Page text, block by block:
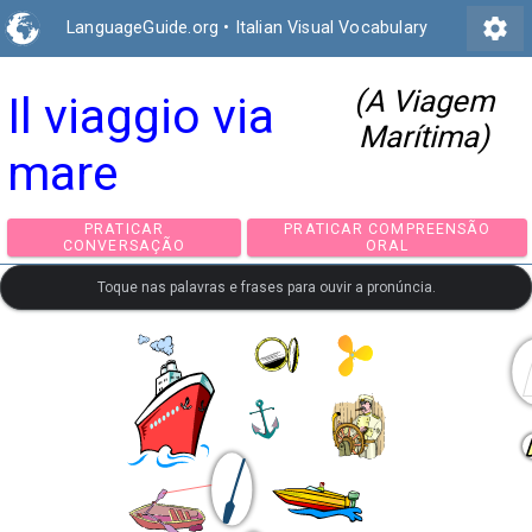
LanguageGuide.org • Italian Visual Vocabulary settings
Il viaggio via
mare
(A Viagem
Marítima)
PRATICAR
CONVERSAÇÃO
PRATICAR
ORAL
Toque nas palavras e frases para ouvir a pronúncia.